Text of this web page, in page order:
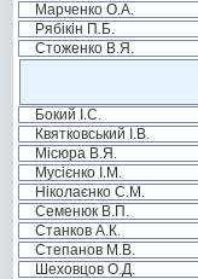
Марченко О.А.
Рябікін П.Б.
Стоженко В.Я.
Бокий І.С.
Квятковський І.В.
Місюра В.Я.
Мусієнко І.М.
Ніколаєнко С.М.
Семенюк В.П.
Станков А.К.
Степанов М.В.
Шеховцов О.Д.